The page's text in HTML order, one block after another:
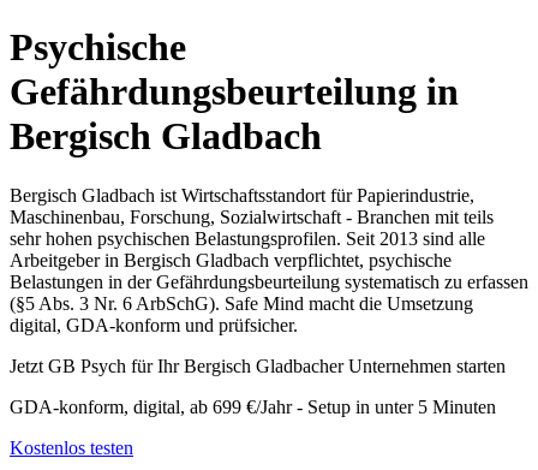
Psychische
Gefährdungsbeurteilung in
Bergisch Gladbach
Bergisch Gladbach ist Wirtschaftsstandort für Papierindustrie,
Maschinenbau, Forschung, Sozialwirtschaft - Branchen mit teils
sehr hohen psychischen Belastungsprofilen. Seit 2013 sind alle
Arbeitgeber in Bergisch Gladbach verpflichtet, psychische
Belastungen in der Gefährdungsbeurteilung systematisch zu erfassen
(§5 Abs. 3 Nr. 6 ArbSchG). Safe Mind macht die Umsetzung
digital, GDA-konform und prüfsicher.
Jetzt GB Psych für Ihr Bergisch Gladbacher Unternehmen starten
GDA-konform, digital, ab 699 €/Jahr - Setup in unter 5 Minuten
Kostenlos testen